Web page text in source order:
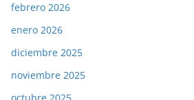
febrero 2026
enero 2026
diciembre 2025
noviembre 2025